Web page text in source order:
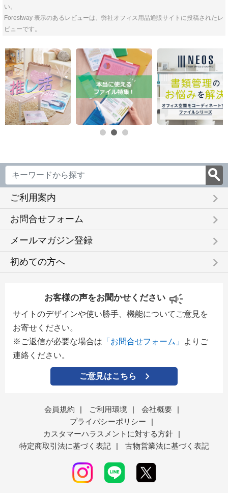
い。
Forestway 表示のあるレビューは、弊社オフィス用品通販サイトに投稿されたレ
ビューです。
ご利用案内 keyboard_arrow_right
お問合せフォーム keyboard_arrow_right
メールマガジン登録 keyboard_arrow_right
初めての方へ keyboard_arrow_right
お客様の声をお聞かせください
サイトのデザインや使い勝手、機能についてご意見を
お寄せください。
※ご返信が必要な場合は 「お問合せフォーム」
よりご
連絡ください。
ご意見はこちら
会員規約 | ご利用環境 | 会社概要
|
プライバシーポリシー
|
カスタマーハラスメントに対する方針
|
特定商取引法に基づく表記
| 古物営業法に基づく表記